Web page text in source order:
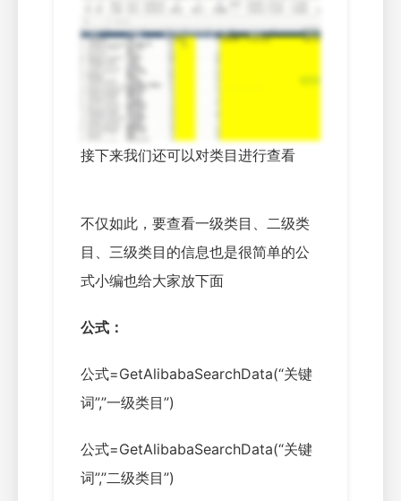
接下来我们还可以对类目进行查看
不仅如此，要查看一级类目、二级类
目、三级类目的信息也是很简单的公
式小编也给大家放下面
公式：
公式=GetAlibabaSearchData(“关键
词”,”一级类目”)
公式=GetAlibabaSearchData(“关键
词”,”二级类目”)